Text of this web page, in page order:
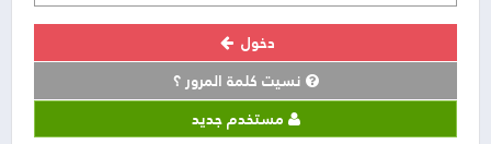
دخول
نسيت كلمة المرور ؟
مستخدم جديد